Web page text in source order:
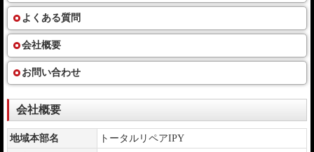
よくある質問
会社概要
お問い合わせ
会社概要
地域本部名
トータルリペアIPY